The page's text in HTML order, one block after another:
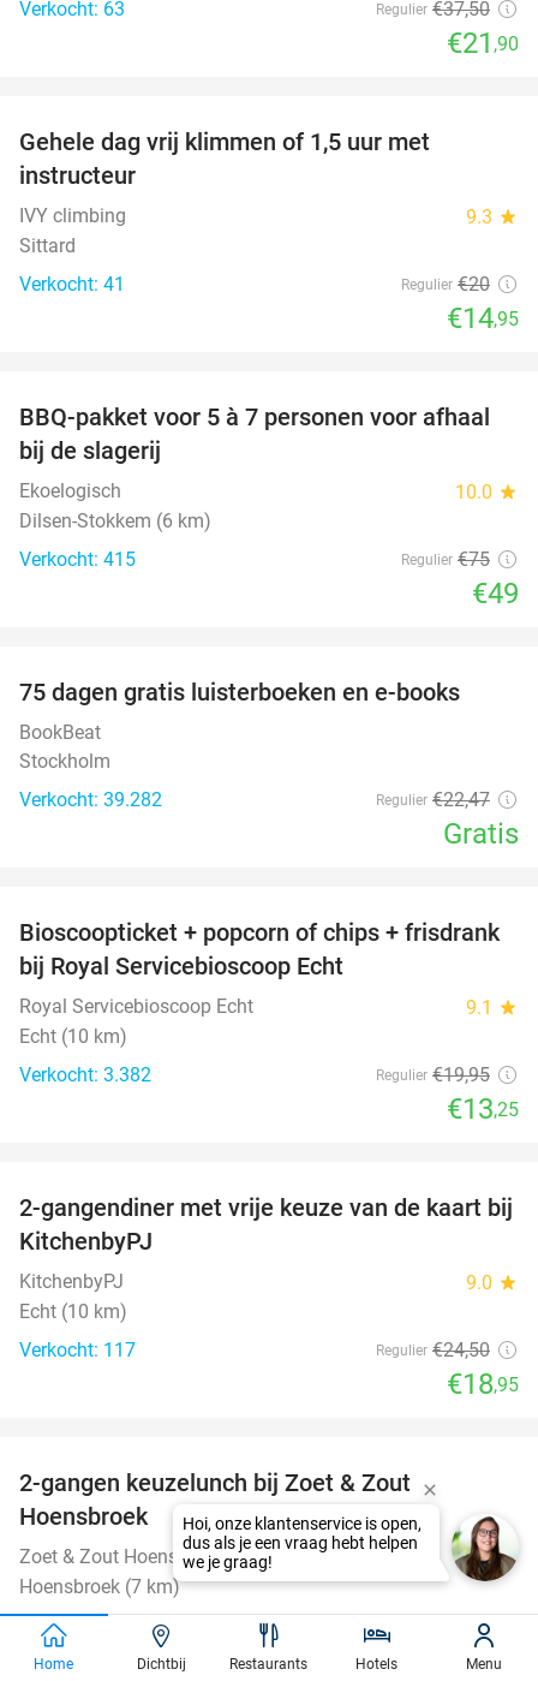
Verkocht: 63
Regulier €37,50
€21 ,90
Gehele dag vrij klimmen of 1,5 uur met
instructeur
IVY climbing 9.3 star
Sittard
Verkocht: 41
Regulier €20
€14,95
35%
BBQ-pakket voor 5 à 7 personen voor afhaal
bij de slagerij
Ekoelogisch 10.0 star
Dilsen-Stokkem (6 km)
Verkocht: 415
Regulier €75
€49
75 dagen gratis luisterboeken en e-books
BookBeat
Stockholm
Verkocht: 39.282
Regulier €22,47
Gratis
34%
Bioscoopticket + popcorn of chips + frisdrank
bij Royal Servicebioscoop Echt
Royal Servicebioscoop Echt 9.1 star
Echt (10 km)
Verkocht: 3.382
Regulier €19,95
€13,25
23%
2-gangendiner met vrije keuze van de kaart bij
KitchenbyPJ
KitchenbyPJ 9.0 star
Echt (10 km)
Verkocht: 117
Regulier €24,50
€18,95
2-gangen keuzelunch bij Zoet & Zout
Hoensbroek
Zoet & Zout Hoensbroek 9.4star
Hoensbroek (7 km)
Verkocht: 308
,50
€6,50
Home Dichtbij Restaurants Hotels Menu